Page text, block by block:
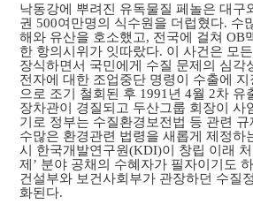
낙동강에 뿌려진 유독물질 페놀은 대구
권 500여만명의 식수원을 더럽혔다. 수
해와 유산을 호소했고, 전국에 걸쳐 OB
한 항의시위가 잇따랐다. 이 사건은 모
장식하면서 국민에게 수질 문제의 심각
전자에 대한 조업중단 명령이 수출에
으로 조기 철회된 후 1991년 4월 2차 유
장차관이 경질되고 두산그룹 회장이 사
기로 정부는 수질환경보전법 등 관련
수많은 환경관련 법령을 새롭게 제정하
시 한국개발연구원(KDI)이 창립 이래
제’ 분야 공채의 수혜자가 필자이기도
건설부와 보건사회부가 관장하던 수질
화된다.